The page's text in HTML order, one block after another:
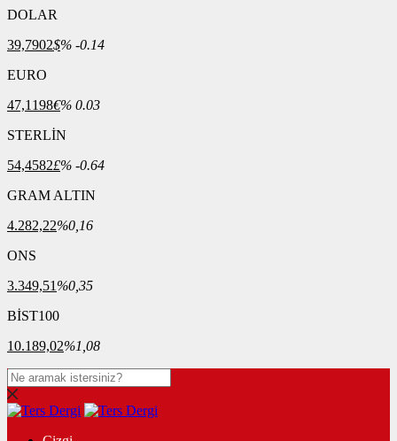
DOLAR
39,7902$% -0.14
EURO
47,1198€% 0.03
STERLİN
54,4582£% -0.64
GRAM ALTIN
4.282,22%0,16
ONS
3.349,51 %0,35
BİST100
10.189,02%1,08